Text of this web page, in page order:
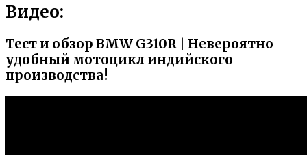
Видео:
Тест и обзор BMW G310R | Невероятно
удобный мотоцикл индийского
производства!